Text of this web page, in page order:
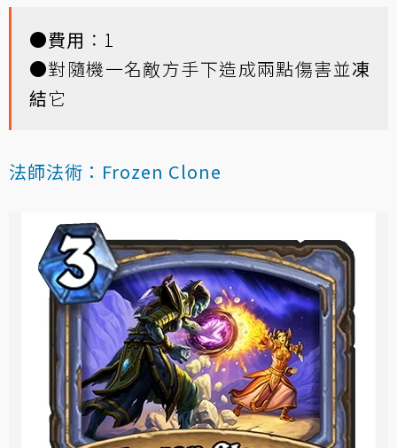
●費用 ：1
●對隨機一名敵方手下造成兩點傷害並凍
結它
法師法術：Frozen Clone